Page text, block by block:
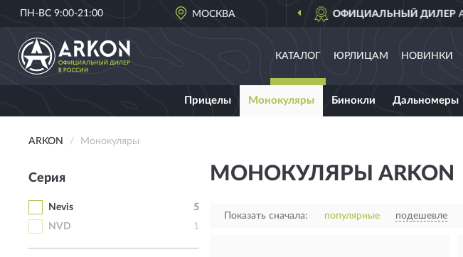
ПН-ВС 9:00-21:00 МОСКВА
ОФИЦИАЛЬНЫЙ ДИЛЕРARKON В РОССИИ
КАТАЛОГ ЮРЛИЦАМ НОВИНКИ
Прицелы Монокуляры Бинокли Дальномеры
ARKON Монокуляры
Серия
Nevis
5
NVD
1
МОНОКУЛЯРЫ ARKON
Показать сначала: популярные подешевле